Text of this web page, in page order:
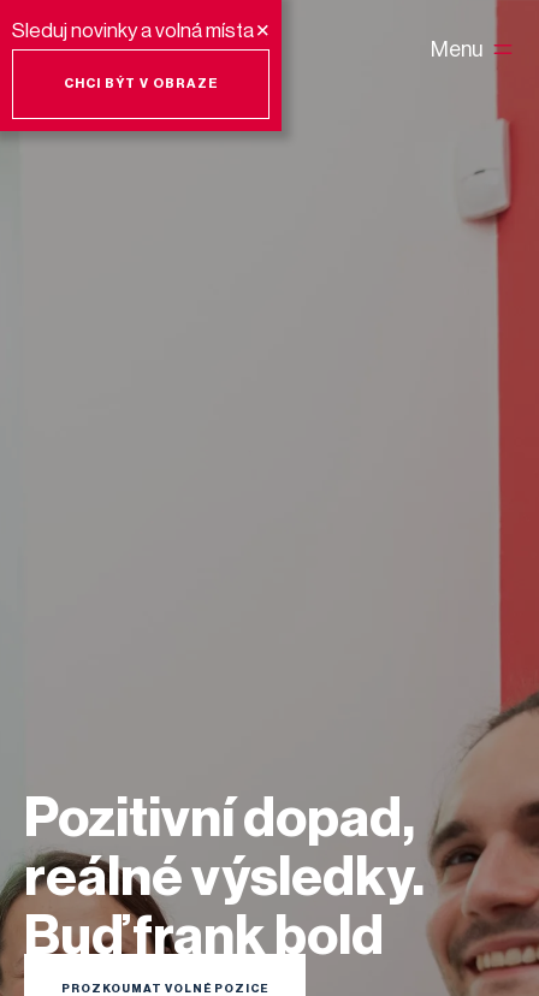
Sleduj novinky a volná místa+
CHCI BÝT V OBRAZE
Menu
Pozitivní dopad,
reálné výsledky.
Buď frank bold
PROZKOUMAT VOLNÉ POZICE